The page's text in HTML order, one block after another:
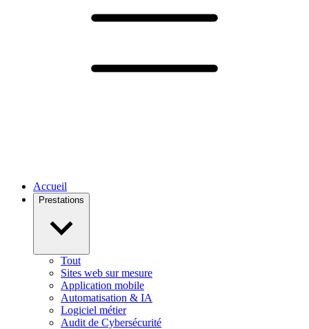
Accueil
Prestations
Tout
Sites web sur mesure
Application mobile
Automatisation & IA
Logiciel métier
Audit de Cybersécurité